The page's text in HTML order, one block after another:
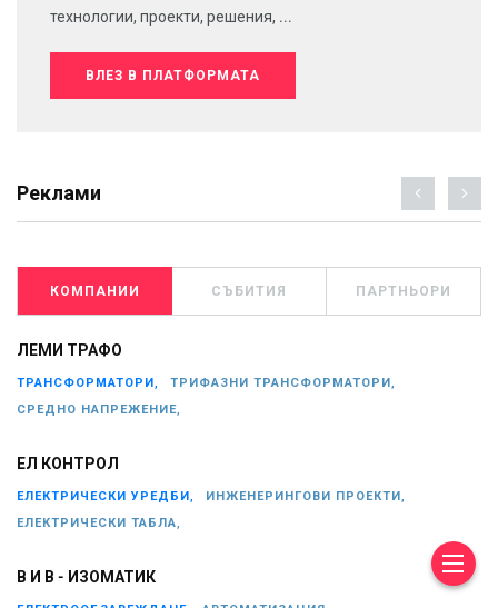
технологии, проекти, решения, ...
ВЛЕЗ В ПЛАТФОРМАТА
Реклами
КОМПАНИИ СЪБИТИЯ ПАРТНЬОРИ
ЛЕМИ ТРАФО
ТРАНСФОРМАТОРИ,
ТРИФАЗНИ ТРАНСФОРМАТОРИ,
СРЕДНО НАПРЕЖЕНИЕ,
ЕЛ КОНТРОЛ
ЕЛЕКТРИЧЕСКИ УРЕДБИ,
ИНЖЕНЕРИНГОВИ ПРОЕКТИ,
ЕЛЕКТРИЧЕСКИ ТАБЛА,
В И В - ИЗОМАТИК